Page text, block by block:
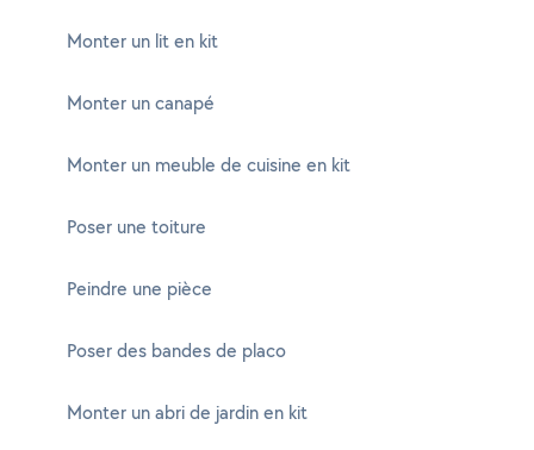
Monter un lit en kit
Monter un canapé
Monter un meuble de cuisine en kit
Poser une toiture
Peindre une pièce
Poser des bandes de placo
Monter un abri de jardin en kit